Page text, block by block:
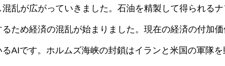
乱が広がっていきました。石油を精製して得られる
ため経済の混乱が始まりました。現在の経済の付加
AIです。ホルムズ海峡の封鎖はイランと米国の軍隊